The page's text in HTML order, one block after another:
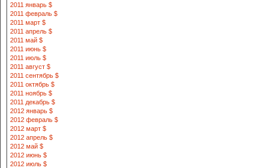
2011 январь $
2011 февраль $
2011 март $
2011 апрель $
2011 май $
2011 июнь $
2011 июль $
2011 август $
2011 сентябрь $
2011 октябрь $
2011 ноябрь $
2011 декабрь $
2012 январь $
2012 февраль $
2012 март $
2012 апрель $
2012 май $
2012 июнь $
2012 июль $